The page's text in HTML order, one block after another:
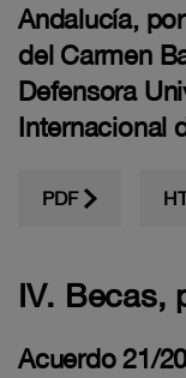
Andalucía,
del Carmen
Defensora
Internacional
PDF
IV. Becas,
Acuerdo 21/